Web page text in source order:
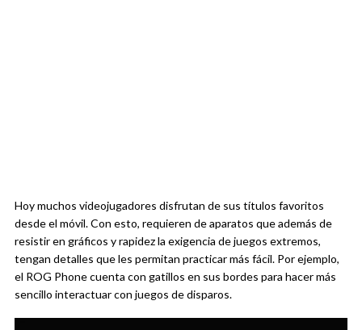
Hoy muchos videojugadores disfrutan de sus títulos favoritos
desde el móvil. Con esto, requieren de aparatos que además de
resistir en gráficos y rapidez la exigencia de juegos extremos,
tengan detalles que les permitan practicar más fácil. Por ejemplo,
el ROG Phone cuenta con gatillos en sus bordes para hacer más
sencillo interactuar con juegos de disparos.